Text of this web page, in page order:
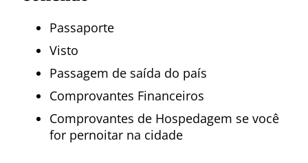
Passaporte
Visto
Passagem de saída do país
Comprovantes Financeiros
Comprovantes de Hospedagem se você
for pernoitar na cidade